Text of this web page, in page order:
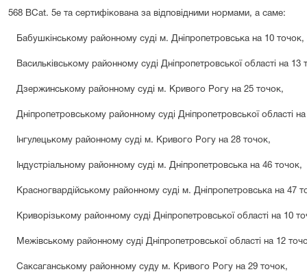
568 BCat. 5е та сертифікована за відповідними нормами, а саме:
Бабушкінському районному суді м. Дніпропетровська на 10 точок,
Васильківському районному суді Дніпропетровської області на 13
Дзержинському районному суді м. Кривого Рогу на 25 точок,
Дніпропетровському районному суді Дніпропетровської області
Інгулецькому районному суді м. Кривого Рогу на 28 точок,
Індустріальному районному суді м. Дніпропетровська на 46 точок,
Красногвардійському районному суді м. Дніпропетровська на 47
Криворізькому районному суді Дніпропетровської області на 10
Межівському районному суді Дніпропетровської області на 12
Саксаганському районному суду м. Кривого Рогу на 29 точок,